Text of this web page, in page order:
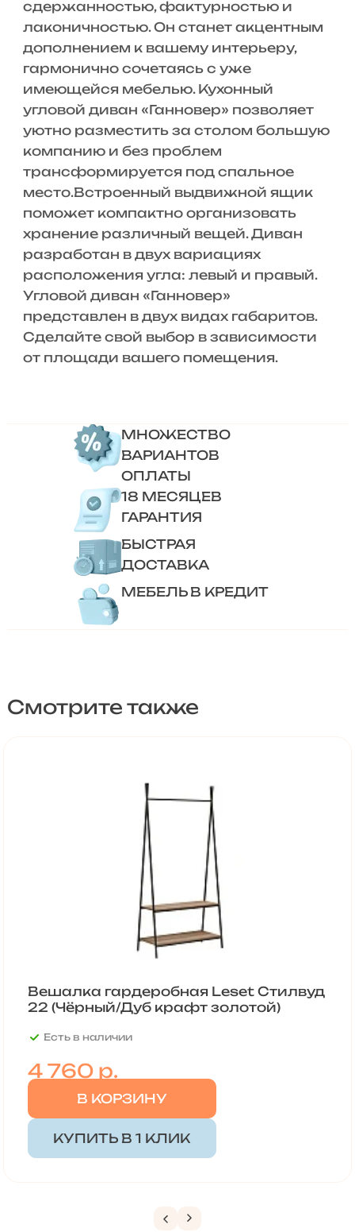
сдержанностью, фактурностью и
лаконичностью. Он станет акцентным
дополнением к вашему интерьеру,
гармонично сочетаясь с уже
имеющейся мебелью. Кухонный
угловой диван «Ганновер» позволяет
уютно разместить за столом большую
компанию и без проблем
трансформируется под спальное
место.Встроенный выдвижной ящик
поможет компактно организовать
хранение различный вещей. Диван
разработан в двух вариациях
расположения угла: левый и правый.
Угловой диван «Ганновер»
представлен в двух видах габаритов.
Сделайте свой выбор в зависимости
от площади вашего помещения.
МНОЖЕСТВО
ВАРИАНТОВ
ОПЛАТЫ
18 МЕСЯЦЕВ
ГАРАНТИЯ
БЫСТРАЯ
ДОСТАВКА
МЕБЕЛЬ В КРЕДИТ
Смотрите также
Вешалка гардеробная Leset Стилвуд
22 (Чёрный/Дуб крафт золотой)
Есть в наличии
4 760р.
В КОРЗИНУ
КУПИТЬ В 1 КЛИК